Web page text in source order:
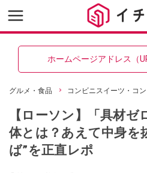
ホームページアドレス（
グルメ・食品 コンビニスイーツ・コ
【ローソン】「具材
体とは？あえて中身を
ば”を正直レポ